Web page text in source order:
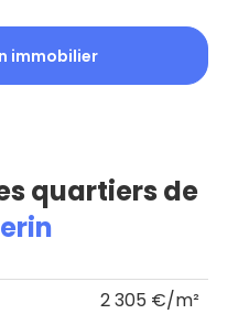
immobilier
quartiers de
2 305 €/m²